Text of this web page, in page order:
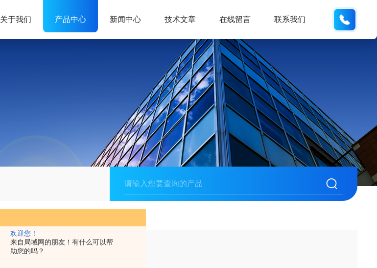
欢迎您！
来自局域网的朋友！有什么可以帮
助您的吗？
关于我们 产品中心 新闻中心 技术文章 在线留言 联系我们